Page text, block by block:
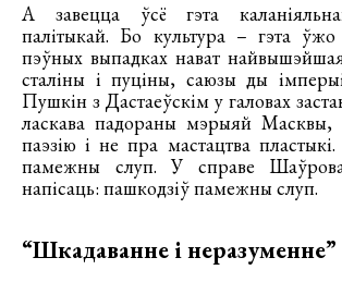
А завецца ўсё гэта
палітыкай. Бо культура – гэта
пэўных выпадках нават
сталіны і пуціны, саюзы ды
Пушкін з Дастаеўскім у галовах
ласкава падораны мэрыяй
паэзію і не пра мастацтва
памежны слуп. У справе
напісаць: пашкодзіў памежны слуп.
“Шкадаванне і неразуменне”